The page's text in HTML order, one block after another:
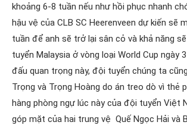
khoảng 6-8 tuần nếu như hồi phục nhanh
hậu vệ của CLB SC Heerenveen dự kiến sẽ
tuần để anh sẽ trở lại sân cỏ và khả năng
tuyển Malaysia ở vòng loại World Cup ngày
đấu quan trọng này, đội tuyển chúng ta
Trọng và Trọng Hoàng do án treo dò vì thẻ
hàng phòng ngự lúc này của đội tuyển Việt
góp mặt của hai trung vệ Quế Ngọc Hải và